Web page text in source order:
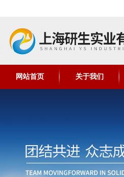
网站首页 关于我们